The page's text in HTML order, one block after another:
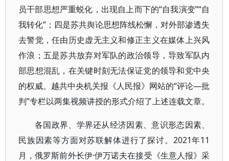
员干部思想严重蜕化，出现自上而下的“自我演变”“自
我转化”；四是苏共舆论思想阵线松懈，对外部渗透失
去警觉，任由历史虚无主义和修正主义在媒体上兴风
作浪；五是苏共放弃对军队的政治领导，导致军队内
部思想混乱，在关键时刻无法保证党的领导和党中央
的权威。越共中央机关报《人民报》网站的“评论—批
判”专栏以两集视频讲授的形式介绍了上述连载文章。
各国政界、学界还从经济因素、意识形态因素、
民族因素等方面对苏联解体进行了探讨。2021年11
月，俄罗斯前外长伊·伊万诺夫在接受《生意人报》采